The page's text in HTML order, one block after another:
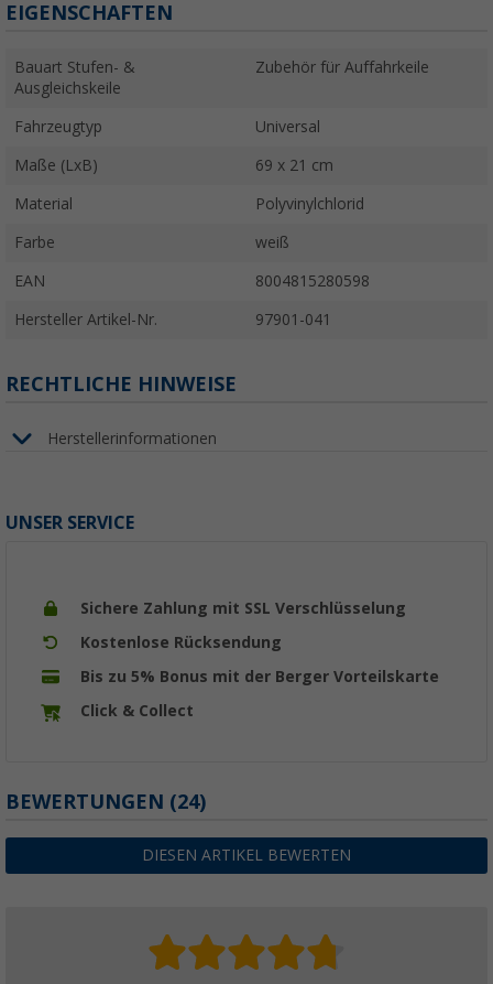
EIGENSCHAFTEN
Bauart Stufen- &
Ausgleichskeile
Zubehör für Auffahrkeile
Fahrzeugtyp Universal
Maße (LxB) 69 x 21 cm
Material Polyvinylchlorid
Farbe weiß
EAN 8004815280598
Hersteller Artikel-Nr. 97901-041
RECHTLICHE HINWEISE
Herstellerinformationen
UNSER SERVICE
Sichere Zahlung mit SSL Verschlüsselung
Kostenlose Rücksendung
Bis zu 5% Bonus mit der Berger Vorteilskarte
Click & Collect
BEWERTUNGEN (24)
DIESEN ARTIKEL BEWERTEN